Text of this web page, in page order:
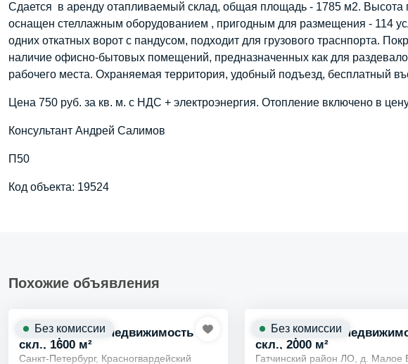
Сдается в аренду отапливаемый склад, общая площадь - 1785 м2. Высота
оснащен стеллажным оборудованием , пригодным для размещения - 114
одних откатных ворот с пандусом, подходит для грузового траснпорта.
наличие офисно-бытовых помещений, предназначенных как для
рабочего места. Охраняемая территория, удобный подъезд, бесплатный
Цена 750 руб. за кв. м. с НДС + электроэнергия. Отопление включено в
Консультант Андрей Салимов
П50
Код объекта: 19524
Похожие объявления
Коммерческая недвижимость
скл., 1600 м²
Санкт-Петербург, Красногвардейский
Без комиссии
Коммерческая
скл., 2000 м²
Гатчинский район ЛО, д. Малое
Без комиссии